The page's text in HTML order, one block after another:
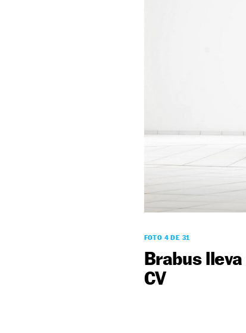
FOTO 4 DE 31
Brabus
CV